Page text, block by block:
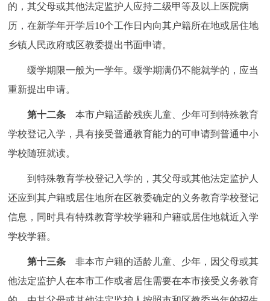
的，其父母或其他法定监护人应持二级甲等及以上医院病
历，在新学年开学后10个工作日内向其户籍所在地或居住地
乡镇人民政府或区教委提出书面申请。
缓学期限一般为一学年。缓学期满仍不能就学的，应当
重新提出申请。
第十二条 本市户籍适龄残疾儿童、少年可到特殊教育
学校登记入学，具有接受普通教育能力的可申请到普通中小
学校随班就读。
到特殊教育学校登记入学的，其父母或其他法定监护人
还应到其户籍或居住地所在区教委确定的义务教育学校登记
信息，同时具有特殊教育学校学籍和户籍或居住地就近入学
学校学籍。
第十三条 非本市户籍的适龄儿童、少年，因父母或其
他法定监护人在本市工作或者居住需要在本市接受义务教育